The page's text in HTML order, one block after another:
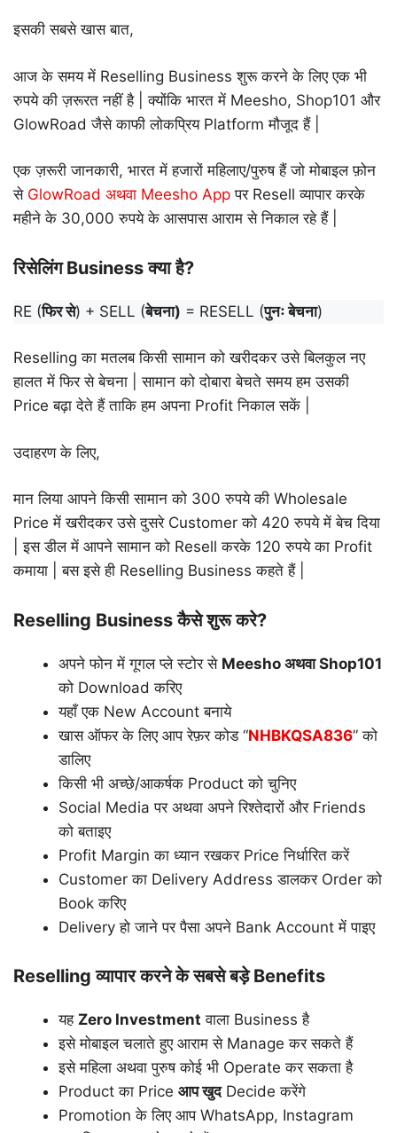
इसकी सबसे खास बात,
आज के समय में Reselling Business शुरू करने के लिए एक भी
रुपये की ज़रूरत नहीं है | क्योंकि भारत में Meesho, Shop101 और
GlowRoad जैसे काफी लोकप्रिय Platform मौजूद हैं |
एक ज़रूरी जानकारी, भारत में हजारों महिलाए/पुरुष हैं जो मोबाइल फ़ोन
से GlowRoad अथवा Meesho App पर Resell व्यापार करके
महीने के 30,000 रुपये के आसपास आराम से निकाल रहे हैं |
रिसेलिंग Business क्या है?
RE (फिर से) + SELL (बेचना) = RESELL (पुनः बेचना)
Reselling का मतलब किसी सामान को खरीदकर उसे बिलकुल नए
हालत में फिर से बेचना | सामान को दोबारा बेचते समय हम उसकी
Price बढ़ा देते हैं ताकि हम अपना Profit निकाल सकें |
उदाहरण के लिए,
मान लिया आपने किसी सामान को 300 रुपये की Wholesale
Price में खरीदकर उसे दुसरे Customer को 420 रुपये में बेच दिया
| इस डील में आपने सामान को Resell करके 120 रुपये का Profit
कमाया | बस इसे ही Reselling Business कहते हैं |
Reselling Business कैसे शुरू करे?
अपने फोन में गूगल प्ले स्टोर से Meesho अथवा Shop101
को Download करिए
यहाँ एक New Account बनाये
खास ऑफर के लिए आप रेफ़र कोड “NHBKQSA836” को
डालिए
किसी भी अच्छे/आकर्षक Product को चुनिए
Social Media पर अथवा अपने रिश्तेदारों और Friends
को बताइए
Profit Margin का ध्यान रखकर Price निर्धारित करें
Customer का Delivery Address डालकर Order को
Book करिए
Delivery हो जाने पर पैसा अपने Bank Account में पाइए
Reselling व्यापार करने के सबसे बड़े Benefits
यह Zero Investment वाला Business है
इसे मोबाइल चलाते हुए आराम से Manage कर सकते हैं
इसे महिला अथवा पुरुष कोई भी Operate कर सकता है
Product का Price आप खुदDecide करेंगे
Promotion के लिए आप WhatsApp, Instagram